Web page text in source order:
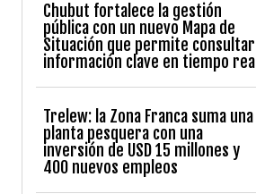
Chubut fortalece la gestión
pública con un nuevo Mapa de
Situación que permite consultar
información clave en tiempo real
Trelew: la Zona Franca suma una
planta pesquera con una
inversión de USD 15 millones y
400 nuevos empleos